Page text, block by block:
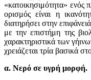
«κατοικησιμότητα» ενός
ορισμός είναι η
διατηρήσει στην
με την επιστήμη της
χαρακτηριστικά των
χρειάζεται τρία βασικά
α. Νερό σε υγρή μορφή.